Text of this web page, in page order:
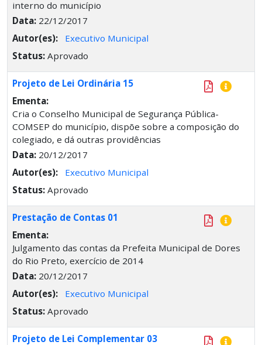
interno do município
Data: 22/12/2017
Autor(es):
Executivo Municipal
Status: Aprovado
Projeto de Lei Ordinária 15
Ementa:
Cria o Conselho Municipal de Segurança Pública-
COMSEP do município, dispõe sobre a composição do
colegiado, e dá outras providências
Data: 20/12/2017
Autor(es):
Executivo Municipal
Status: Aprovado
Prestação de Contas 01
Ementa:
Julgamento das contas da Prefeita Municipal de Dores
do Rio Preto, exercício de 2014
Data: 20/12/2017
Autor(es):
Executivo Municipal
Status: Aprovado
Projeto de Lei Complementar 03